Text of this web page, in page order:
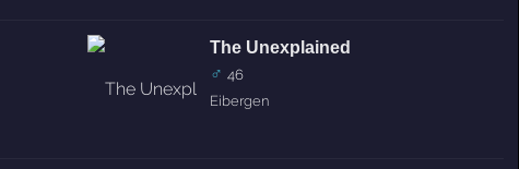
The Unexplained
♂ 46
Eibergen